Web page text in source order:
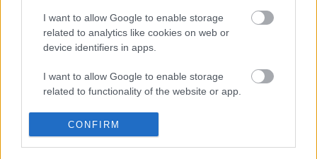
I want to allow Google to enable storage
related to analytics like cookies on web or
device identifiers in apps.
I want to allow Google to enable storage
related to functionality of the website or app.
I want to allow Google to enable storage
related to personalization.
CONFIRM
efes
Ez a Bicskei Lukács az egyik legnagyobb rejtély
számomra. Úgy válik lassan a külföldön
legismertebb magyar színésszé, hogy itthon
gyakorlatilag se színpadon, se filmben nem játszik
(kivétel tán az Argo és a Sobri...).